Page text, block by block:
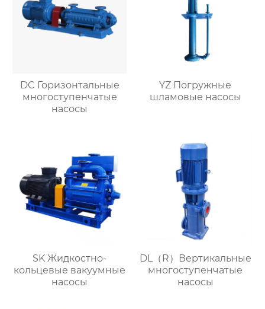
DC Горизонтальные
многоступенчатые
насосы
YZ Погружные
шламовые насосы
SK Жидкостно-
кольцевые вакуумные
насосы
DL（R）Вертикальные
многоступенчатые
насосы